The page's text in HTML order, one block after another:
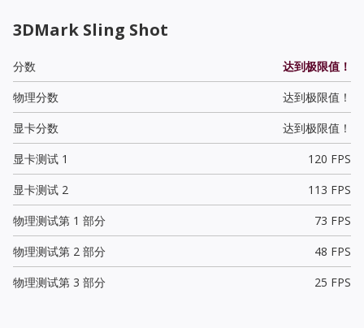
3DMark Sling Shot
分数
达到极限值！
物理分数
达到极限值！
显卡分数
达到极限值！
显卡测试 1
120 FPS
显卡测试 2
113 FPS
物理测试第 1 部分
73 FPS
物理测试第 2 部分
48 FPS
物理测试第 3 部分
25 FPS